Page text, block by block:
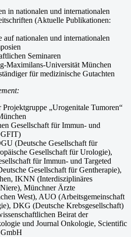
in nationalen und internationalen
(Aktuelle Publikationen:
auf nationalen und internationalen
Seminaren
Maximilans-Universität München
für medizinische Gutachten
Projektgruppe „Urogenitale Tumoren“
Gesellschaft für Immun- und
(Deutsche Gesellschaft für
Gesellschaft für Urologie),
für Immun- und Targeted
Gesellschaft für Gentherapie),
IKNN (Interdisziplinäres
Münchner Ärzte
West), AUO (Arbeitsgemeinschaft
DKG (Deutsche Krebsgesellschaft)
Beirat der
und Journal Onkologie, Scientific